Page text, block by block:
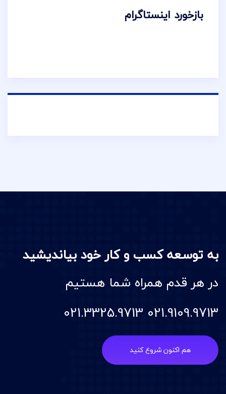
بازخورد اینستاگرام
به توسعه کسب و کار خود بیاندیشید
در هر قدم همراه شما هستیم
021.9109.9713 021.3325.9713
هم اکنون شروع کنید